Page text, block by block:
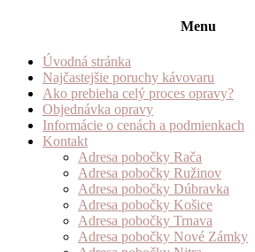
Menu
Úvodná stránka
Najčastejšie poruchy kávovaru
Ako prebieha celý proces opravy?
Objednávka opravy
Informácie o cenách a podmienkach
Kontakt
Adresa pobočky Rača
Adresa pobočky Ružinov
Adresa pobočky Dúbravka
Adresa pobočky Košice
Adresa pobočky Trnava
Adresa pobočky Nové Zámky